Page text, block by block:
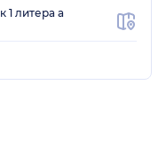
1 литера а